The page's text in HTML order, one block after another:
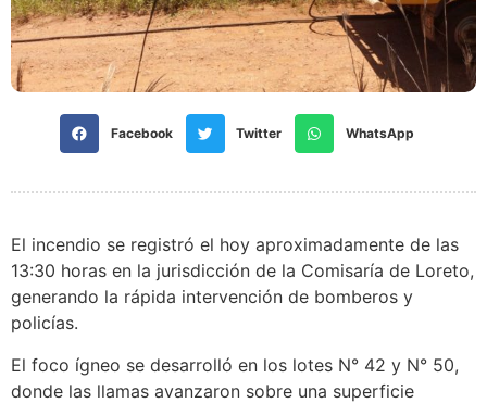
Facebook Twitter WhatsApp
El incendio se registró el hoy aproximadamente de las
13:30 horas en la jurisdicción de la Comisaría de Loreto,
generando la rápida intervención de bomberos y
policías.
El foco ígneo se desarrolló en los lotes N° 42 y N° 50,
donde las llamas avanzaron sobre una superficie